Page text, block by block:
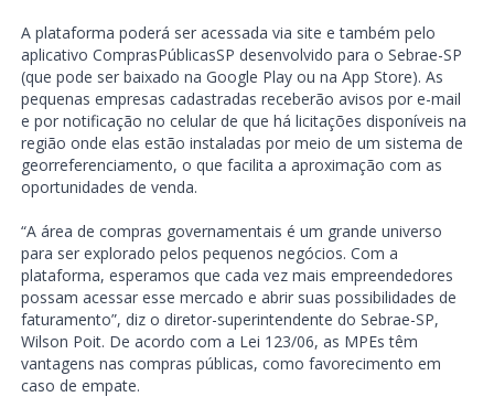
A plataforma poderá ser acessada via site e também pelo
aplicativo ComprasPúblicasSP desenvolvido para o Sebrae-SP
(que pode ser baixado na Google Play ou na App Store). As
pequenas empresas cadastradas receberão avisos por e-mail
e por notificação no celular de que há licitações disponíveis na
região onde elas estão instaladas por meio de um sistema de
georreferenciamento, o que facilita a aproximação com as
oportunidades de venda.
“A área de compras governamentais é um grande universo
para ser explorado pelos pequenos negócios. Com a
plataforma, esperamos que cada vez mais empreendedores
possam acessar esse mercado e abrir suas possibilidades de
faturamento”, diz o diretor-superintendente do Sebrae-SP,
Wilson Poit. De acordo com a Lei 123/06, as MPEs têm
vantagens nas compras públicas, como favorecimento em
caso de empate.